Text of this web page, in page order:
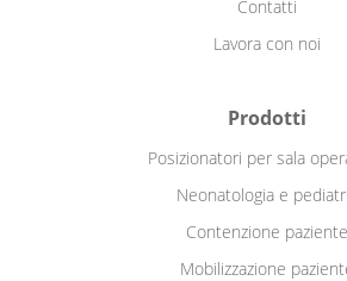
Contatti
Lavora con noi
Prodotti
Posizionatori per sala
Neonatologia e
Contenzione paziente
Mobilizzazione